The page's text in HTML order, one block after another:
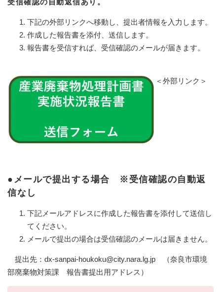
下記の外部リンクへ移動し、提出者情報を入力します。
作成した報告書を添付、送信します。
報告書を受信すれば、受信確認のメールが届きます。
＜外部リンク＞
●メールで提出する場合 ※受信確認の自動返
信なし
下記メールアドレスに作成した報告書を添付して送信し
てください。
メールで提出の場合は受信確認のメールは届きません。
提出先：dx-sanpai-houkoku@city.nara.lg.jp （奈良市環境
部廃棄物対策課 報告書提出用アドレス）